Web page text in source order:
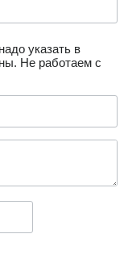
указать в
Не работаем с